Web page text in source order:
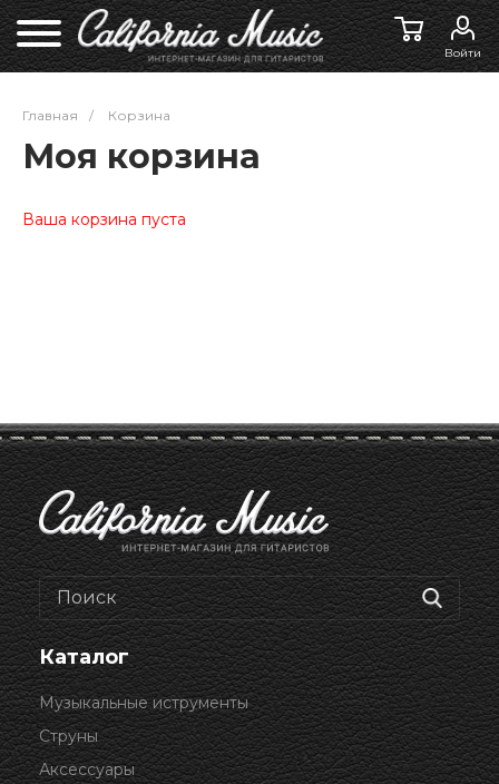
Войти
Главная / Корзина
Моя корзина
Ваша корзина пуста
Каталог
Музыкальные иструменты
Струны
Аксессуары